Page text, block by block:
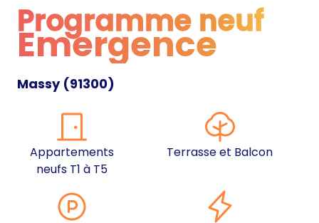
Programme neuf
Programme neuf
Emergence
Massy(91300)
Appartements
neufs T1 à T5
Terrasse et Balcon